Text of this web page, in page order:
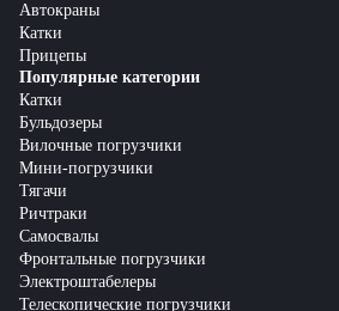
Автокраны
Катки
Прицепы
Популярные категории
Катки
Бульдозеры
Вилочные погрузчики
Мини-погрузчики
Тягачи
Ричтраки
Самосвалы
Фронтальные погрузчики
Электроштабелеры
Телескопические погрузчики